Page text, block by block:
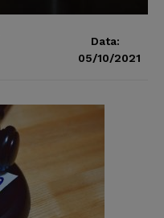
Data:
05/10/2021